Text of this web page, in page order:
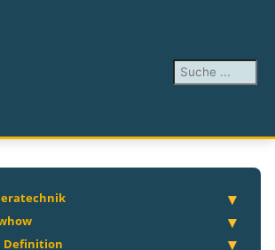
Suchen ...
Definition